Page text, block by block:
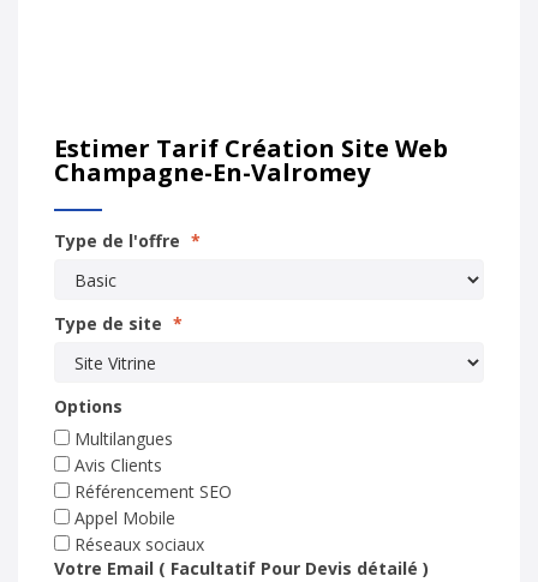
Estimer Tarif Création Site Web
Champagne-En-Valromey
Type de l'offre *
Type de site *
Options
Multilangues
Avis Clients
Référencement SEO
Appel Mobile
Réseaux sociaux
Votre Email ( Facultatif Pour Devis détailé )